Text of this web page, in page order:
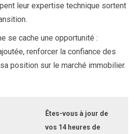
leur expertise technique sortent
se cache une opportunité :
renforcer la confiance des
position sur le marché immobilier.
Êtes-vous à jour de
vos 14 heures de